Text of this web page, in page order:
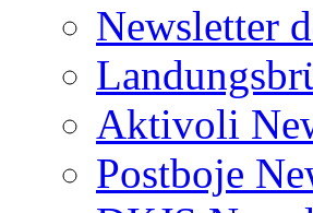
Newsletter
Aktivoli
Postboje